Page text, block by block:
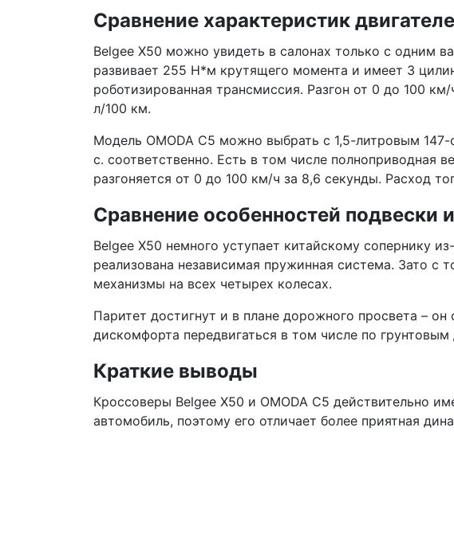
Сравнение характеристик
Belgee X50 можно увидеть в салонах только с одним
развивает 255 Н*м крутящего момента и имеет 3
роботизированная трансмиссия. Разгон от 0 до 100
л/100 км.
Модель OMODA C5 можно выбрать с 1,5-литровым
с. соответственно. Есть в том числе полноприводная
разгоняется от 0 до 100 км/ч за 8,6 секунды. Расход
Сравнение особенностей подвески
Belgee X50 немного уступает китайскому сопернику
реализована независимая пружинная система. Зато
механизмы на всех четырех колесах.
Паритет достигнут и в плане дорожного просвета –
дискомфорта передвигаться в том числе по грунтовым
Краткие выводы
Кроссоверы Belgee X50 и OMODA C5 действительно
автомобиль, поэтому его отличает более приятная